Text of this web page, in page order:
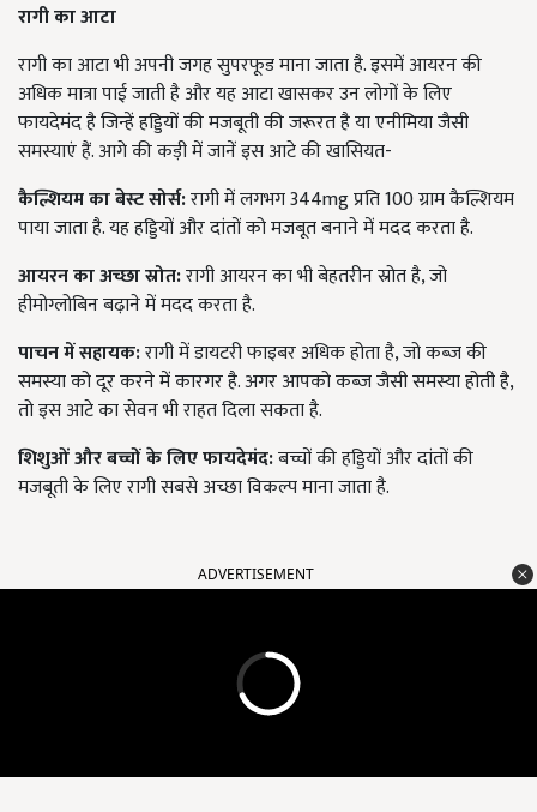
रागी का आटा
रागी का आटा भी अपनी जगह सुपरफूड माना जाता है. इसमें आयरन की
अधिक मात्रा पाई जाती है और यह आटा खासकर उन लोगों के लिए
फायदेमंद है जिन्हें हड्डियों की मजबूती की जरूरत है या एनीमिया जैसी
समस्याएं हैं. आगे की कड़ी में जानें इस आटे की खासियत-
कैल्शियम का बेस्ट सोर्स:रागी में लगभग 344mg प्रति 100 ग्राम कैल्शियम
पाया जाता है. यह हड्डियों और दांतों को मजबूत बनाने में मदद करता है.
आयरन का अच्छा स्रोत:रागी आयरन का भी बेहतरीन स्रोत है, जो
हीमोग्लोबिन बढ़ाने में मदद करता है.
पाचन में सहायक:रागी में डायटरी फाइबर अधिक होता है, जो कब्ज की
समस्या को दूर करने में कारगर है. अगर आपको कब्ज जैसी समस्या होती है,
तो इस आटे का सेवन भी राहत दिला सकता है.
शिशुओं और बच्चों के लिए फायदेमंद:बच्चों की हड्डियों और दांतों की
मजबूती के लिए रागी सबसे अच्छा विकल्प माना जाता है.
ADVERTISEMENT